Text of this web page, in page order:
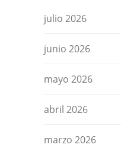
julio 2026
junio 2026
mayo 2026
abril 2026
marzo 2026